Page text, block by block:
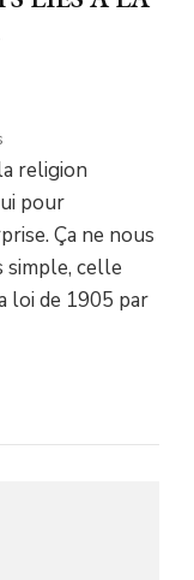
religion
pour
Ça ne nous
simple, celle
loi de 1905 par